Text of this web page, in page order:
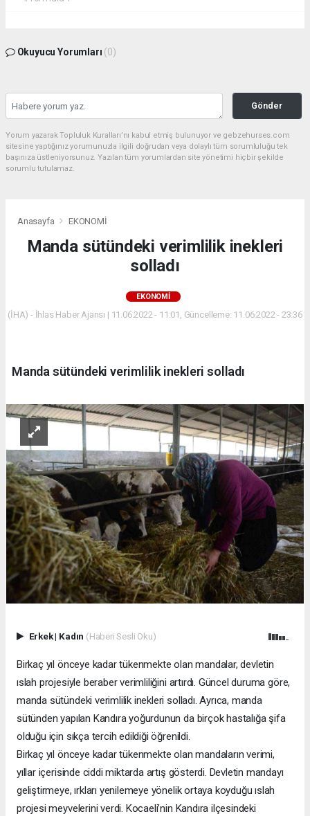
Okuyucu Yorumları (0)
Gönder
Yorum yazarak Topluluk Kuralları’nı kabul etmiş bulunuyor ve gebzehurses.com
sitesine yaptığınız yorumunuzla ilgili doğrudan veya dolaylı tüm sorumluluğu tek
başınıza üstleniyorsunuz. Yazılan tüm yorumlardan site yönetimi hiçbir şekilde
sorumlu tutulamaz.
Anasayfa EKONOMİ
Manda sütündeki verimlilik inekleri
solladı
EKONOMİ
(İHA) - İhlas Haber Ajansı | 11.06.2022 - 11:01, Güncelleme: 11.06.2022 - 23:36
Manda sütündeki verimlilik inekleri solladı
Erkek| Kadın (Haberi Sesli Oku)
Birkaç yıl önceye kadar tükenmekte olan mandalar, devletin
ıslah projesiyle beraber verimliliğini artırdı. Güncel duruma göre,
manda sütündeki verimlilik inekleri solladı. Ayrıca, manda
sütünden yapılan Kandıra yoğurdunun da birçok hastalığa şifa
olduğu için sıkça tercih edildiği öğrenildi.
Birkaç yıl önceye kadar tükenmekte olan mandaların verimi,
yıllar içerisinde ciddi miktarda artış gösterdi. Devletin mandayı
geliştirmeye, ırkları yenilemeye yönelik ortaya koyduğu ıslah
projesi meyvelerini verdi. Kocaeli’nin Kandıra ilçesindeki